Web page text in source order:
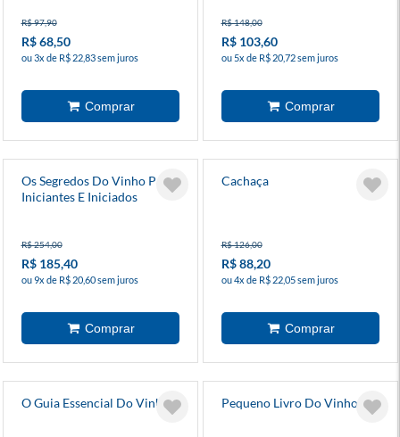
R$ 97,90
R$ 68,50
ou 3x de R$ 22,83 sem juros
R$ 148,00
R$ 103,60
ou 5x de R$ 20,72 sem juros
Os Segredos Do Vinho Para
Iniciantes E Iniciados
R$ 254,00
R$ 185,40
ou 9x de R$ 20,60 sem juros
Cachaça
R$ 126,00
R$ 88,20
ou 4x de R$ 22,05 sem juros
O Guia Essencial Do Vinho Pequeno Livro Do Vinho